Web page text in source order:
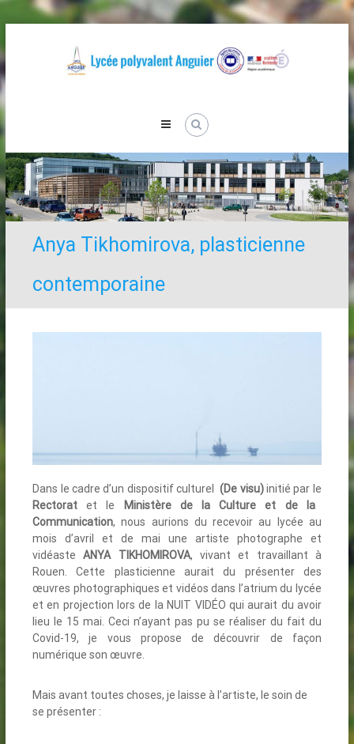
to
content
Anya Tikhomirova, plasticienne
contemporaine
Dans le cadre d’un dispositif culturel(De visu)initié par le
Rectorat et le
Ministère de la Culture et de la
Communication, nous aurions du recevoir au lycée au
mois d’avril et de mai une artiste photographe et
vidéasteANYA TIKHOMIROVA, vivant et travaillant à
Rouen. Cette plasticienne aurait du présenter des
œuvres photographiques et vidéos dans l’atrium du lycée
et en projection lors de la NUIT VIDÉO qui aurait du avoir
lieu le 15 mai. Ceci n’ayant pas pu se réaliser du fait du
Covid-19, je vous propose de découvrir de façon
numérique son œuvre.
Mais avant toutes choses, je laisse à l’artiste, le soin de
se présenter :